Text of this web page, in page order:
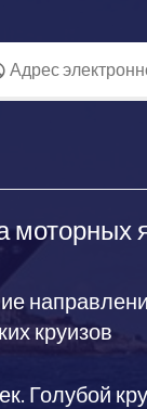
моторных
круизов
Голубой